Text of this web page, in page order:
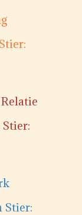
Stier:
Stier: